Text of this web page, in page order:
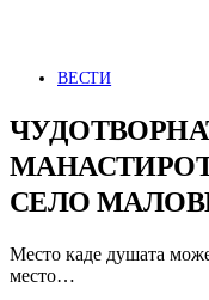
ВЕСТИ
МАНАСТИРОТ
СЕЛО
Место каде душата може
место…